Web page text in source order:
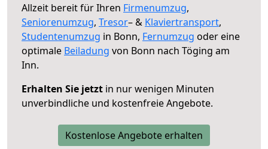
Allzeit bereit für Ihren Firmenumzug,
Seniorenumzug, Tresor– & Klaviertransport,
Studentenumzug in Bonn, Fernumzug oder eine
optimale Beiladung von Bonn nach Töging am
Inn.
Erhalten Sie jetzt in nur wenigen Minuten
unverbindliche und kostenfreie Angebote.
Kostenlose Angebote erhalten